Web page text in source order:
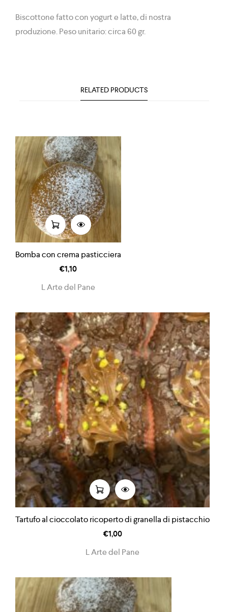
Biscottone fatto con yogurt e latte, di nostra
produzione. Peso unitario: circa 60 gr.
RELATED PRODUCTS
Bomba con crema pasticciera
€1,10
L Arte del Pane
Tartufo al cioccolato ricoperto di granella di pistacchio
€1,00
L Arte del Pane